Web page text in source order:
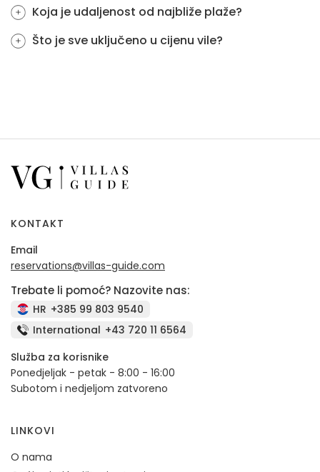
Koja je udaljenost od najbliže plaže?
Što je sve uključeno u cijenu vile?
KONTAKT
Email
reservations@villas-guide.com
Trebate li pomoć? Nazovite nas:
HR +385 99 803 9540
International +43 720 11 6564
Služba za korisnike
Ponedjeljak - petak - 8:00 - 16:00
Subotom i nedjeljom zatvoreno
LINKOVI
O nama